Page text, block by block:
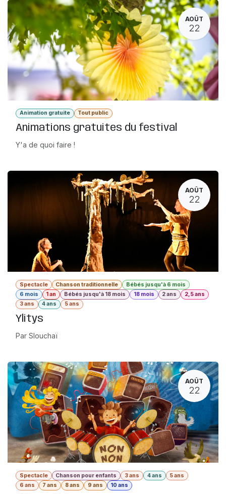
AOÛT
22
Animation gratuite Tout public
Animations gratuites du festival
Y'a de quoi faire !
AOÛT
22
Spectacle Chanson traditionnelle
Bébés jusqu'à 6 mois
6 mois
1 an Bébés jusqu'à 18 mois 18 mois 2 ans
2,5 ans
3 ans
4 ans 5 ans
Ylitys
Par Slouchaï
AOÛT
22
Spectacle Chanson pour enfants 3 ans 4 ans
5 ans
6 ans
7 ans 8 ans 9 ans 10 ans